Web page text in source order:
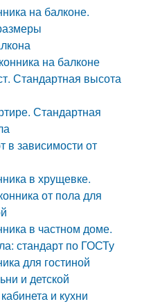
на балконе.
на балконе
Стандартная высота
Стандартная
в зависимости от
в хрущевке.
от пола для
в частном доме.
стандарт по ГОСТу
для гостиной
и детской
и кухни